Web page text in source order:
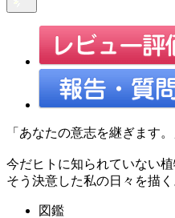
「あなたの意志を継ぎます。
今だヒトに知られていない植
そう決意した私の日々を描く
図鑑